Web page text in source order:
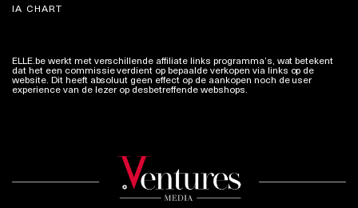
IA CHART
ELLE.be werkt met verschillende affiliate links programma’s, wat betekent
dat het een commissie verdient op bepaalde verkopen via links op de
website. Dit heeft absoluut geen effect op de aankopen noch de user
experience van de lezer op desbetreffende webshops.